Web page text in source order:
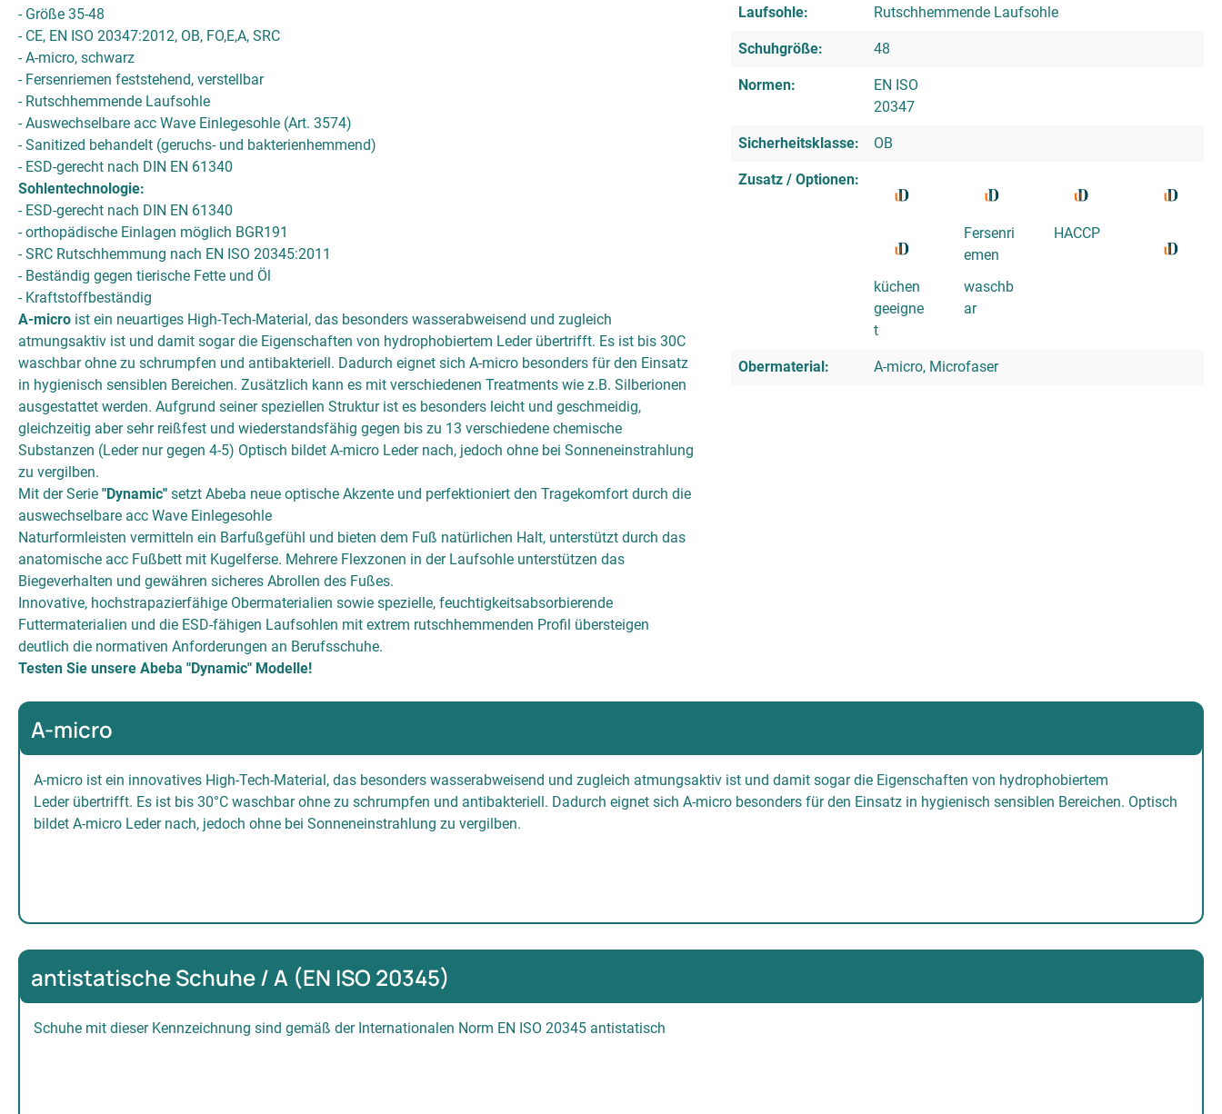
- Größe 35-48
- CE, EN ISO 20347:2012, OB, FO,E,A, SRC
- A-micro, schwarz
- Fersenriemen feststehend, verstellbar
- Rutschhemmende Laufsohle
- Auswechselbare acc Wave Einlegesohle (Art. 3574)
- Sanitized behandelt (geruchs- und bakterienhemmend)
- ESD-gerecht nach DIN EN 61340
Sohlentechnologie:
- ESD-gerecht nach DIN EN 61340
- orthopädische Einlagen möglich BGR191
- SRC Rutschhemmung nach EN ISO 20345:2011
- Beständig gegen tierische Fette und Öl
- Kraftstoffbeständig
A-micro ist ein neuartiges High-Tech-Material, das besonders wasserabweisend und zugleich
atmungsaktiv ist und damit sogar die Eigenschaften von hydrophobiertem Leder übertrifft. Es ist bis 30C
waschbar ohne zu schrumpfen und antibakteriell. Dadurch eignet sich A-micro besonders für den Einsatz
in hygienisch sensiblen Bereichen. Zusätzlich kann es mit verschiedenen Treatments wie z.B. Silberionen
ausgestattet werden. Aufgrund seiner speziellen Struktur ist es besonders leicht und geschmeidig,
gleichzeitig aber sehr reißfest und wiederstandsfähig gegen bis zu 13 verschiedene chemische
Substanzen (Leder nur gegen 4-5) Optisch bildet A-micro Leder nach, jedoch ohne bei Sonneneinstrahlung
zu vergilben.
Mit der Serie "Dynamic" setzt Abeba neue optische Akzente und perfektioniert den Tragekomfort durch die
auswechselbare acc Wave Einlegesohle
Naturformleisten vermitteln ein Barfußgefühl und bieten dem Fuß natürlichen Halt, unterstützt durch das
anatomische acc Fußbett mit Kugelferse. Mehrere Flexzonen in der Laufsohle unterstützen das
Biegeverhalten und gewähren sicheres Abrollen des Fußes.
Innovative, hochstrapazierfähige Obermaterialien sowie spezielle, feuchtigkeitsabsorbierende
Futtermaterialien und die ESD-fähigen Laufsohlen mit extrem rutschhemmenden Profil übersteigen
deutlich die normativen Anforderungen an Berufsschuhe.
Testen Sie unsere Abeba "Dynamic" Modelle!
Laufsohle: Rutschhemmende Laufsohle
Schuhgröße: 48
Normen:
EN ISO
20347
Sicherheitsklasse: OB
Zusatz / Optionen:
Fersenri
emen
HACCP
küchen
geeigne
t
waschb
ar
Obermaterial: A-micro, Microfaser
A-micro
A-micro ist ein innovatives High-Tech-Material, das besonders wasserabweisend und zugleich atmungsaktiv ist und damit sogar die Eigenschaften von hydrophobiertem
Leder übertrifft. Es ist bis 30°C waschbar ohne zu schrumpfen und antibakteriell. Dadurch eignet sich A-micro besonders für den Einsatz in hygienisch sensiblen Bereichen. Optisch
bildet A-micro Leder nach, jedoch ohne bei Sonneneinstrahlung zu vergilben.
antistatische Schuhe / A (EN ISO 20345)
Schuhe mit dieser Kennzeichnung sind gemäß der Internationalen Norm EN ISO 20345 antistatisch